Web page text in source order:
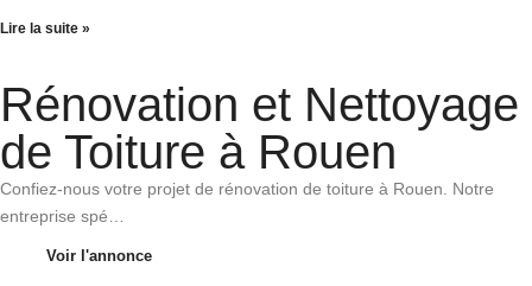
Lire la suite »
Rénovation et Nettoyage
de Toiture à Rouen
Confiez-nous votre projet de rénovation de toiture à Rouen. Notre
entreprise spé…
Voir l'annonce